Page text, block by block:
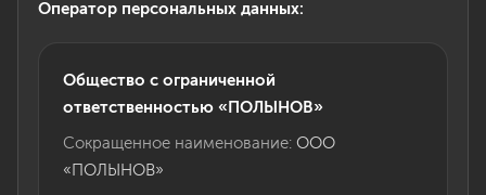
Оператор персональных данных:
Общество с ограниченной
ответственностью «ПОЛЫНОВ»
Сокращенное наименование: ООО
«ПОЛЫНОВ»